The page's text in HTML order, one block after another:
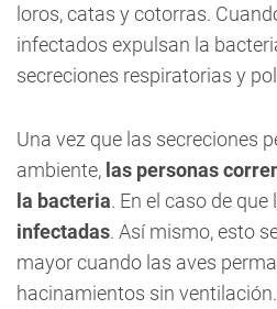
loros, catas y cotorras.
infectados expulsan la
secreciones respiratorias y
Una vez que las secreciones
ambiente, las personas
la bacteria. En el caso de que
infectadas. Así mismo, esto
mayor cuando las aves
hacinamientos sin